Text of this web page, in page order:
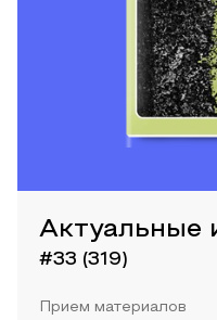
Актуальные
#33 (319)
Прием материалов